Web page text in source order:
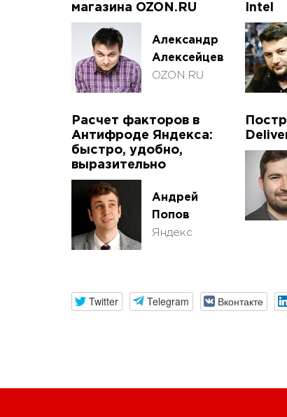
магазина OZON.RU
Александр
Алексейцев
OZON.RU
Intel
Расчет факторов в
Антифроде Яндекса:
быстро, удобно,
выразительно
Андрей
Попов
Яндекс
Twitter Telegram Вконтакте